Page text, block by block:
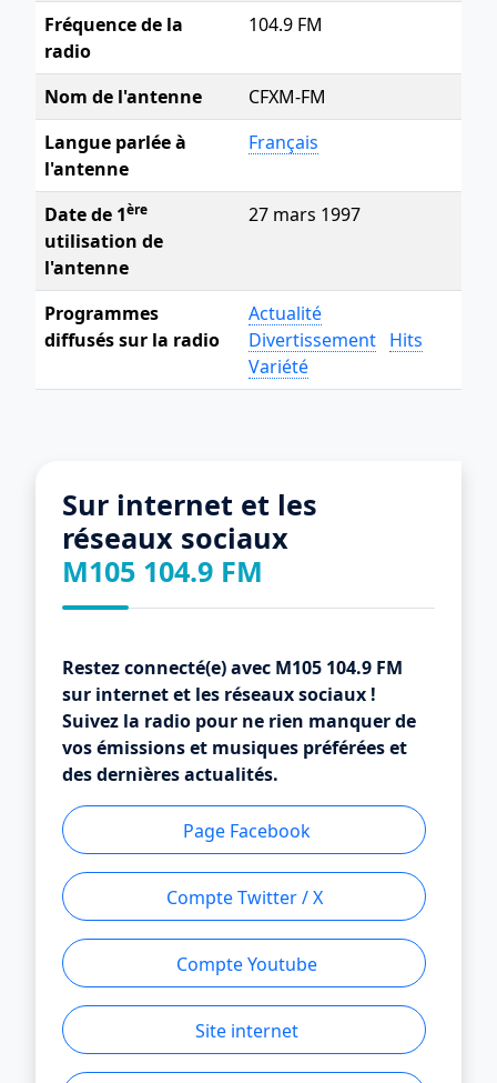
Fréquence de la
radio
104.9 FM
Nom de l'antenne
CFXM-FM
Langue parlée à
l'antenne
Français
Date de 1ère
utilisation de
l'antenne
27 mars 1997
Programmes
diffusés sur la radio
Actualité
Divertissement Hits
Variété
Sur internet et les
réseaux sociaux
M105 104.9 FM
Restez connecté(e) avec M105 104.9 FM
sur internet et les réseaux sociaux !
Suivez la radio pour ne rien manquer de
vos émissions et musiques préférées et
des dernières actualités.
Page Facebook
Compte Twitter / X
Compte Youtube
Site internet